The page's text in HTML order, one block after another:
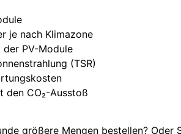
je nach Klimazone
der PV-Module
(TSR)
den CO₂-Ausstoß
größere Mengen bestellen? Oder